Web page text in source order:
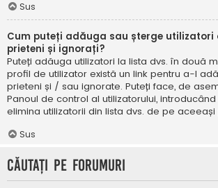
Sus
Cum puteți adăuga sau șterge utilizatori
prieteni și ignorați?
Puteți adăuga utilizatori la lista dvs. în două
profil de utilizator există un link pentru a-l
prieteni și / sau ignorate. Puteți face, de
Panoul de control al utilizatorului,
elimina utilizatorii din lista dvs. de pe aceeași
Sus
Căutați pe forumuri